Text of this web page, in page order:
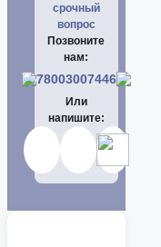
срочный
вопрос
Позвоните
нам:
78003007446
Или
напишите: